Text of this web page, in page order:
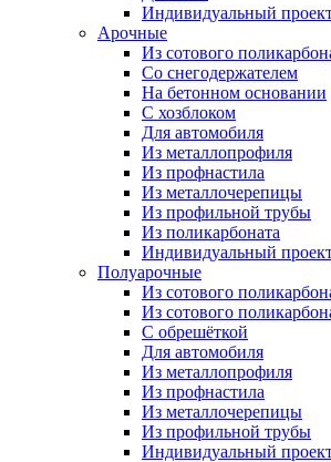
Индивидуальный
Арочные
Из сотового
Со снегодержателем
На бетонном основании
С хозблоком
Для автомобиля
Из металлопрофиля
Из профнастила
Из металлочерепицы
Из профильной трубы
Из поликарбоната
Индивидуальный
Полуарочные
Из сотового
Из сотового
С обрешёткой
Для автомобиля
Из металлопрофиля
Из профнастила
Из металлочерепицы
Из профильной трубы
Индивидуальный